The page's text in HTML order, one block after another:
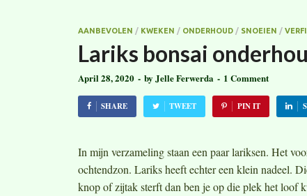
AANBEVOLEN / KWEKEN / ONDERHOUD / SNOEIEN /
Lariks bonsai
April 28, 2020 - by Jelle Ferwerda - 1 Comment
SHARE TWEET PIN IT
In mijn verzameling staan een paar lariksen. Het
ochtendzon. Lariks heeft echter een klein nadeel.
knop of zijtak sterft dan ben je op die plek het loof